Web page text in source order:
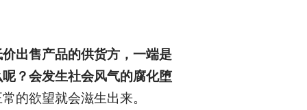
出售产品的供货方，一端是
？会发生社会风气的腐化堕
的欲望就会滋生出来。